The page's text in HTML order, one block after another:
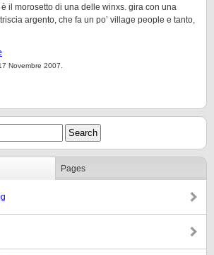
il morosetto di una delle winxs. gira con una
argento, che fa un po’ village people e tanto,
Novembre 2007.
Pages